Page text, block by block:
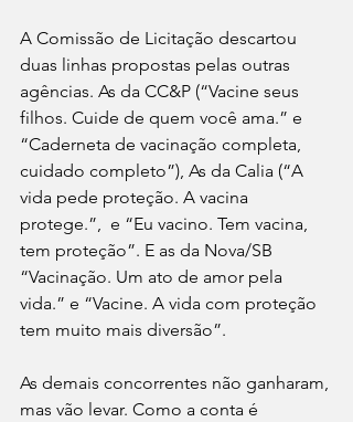
A Comissão de Licitação descartou
duas linhas propostas pelas outras
agências. As da CC&P (“Vacine seus
filhos. Cuide de quem você ama.” e
“Caderneta de vacinação completa,
cuidado completo”), As da Calia (“A
vida pede proteção. A vacina
protege.”,  e “Eu vacino. Tem vacina,
tem proteção”. E as da Nova/SB
“Vacinação. Um ato de amor pela
vida.” e “Vacine. A vida com proteção
tem muito mais diversão”.
As demais concorrentes não ganharam,
mas vão levar. Como a conta é